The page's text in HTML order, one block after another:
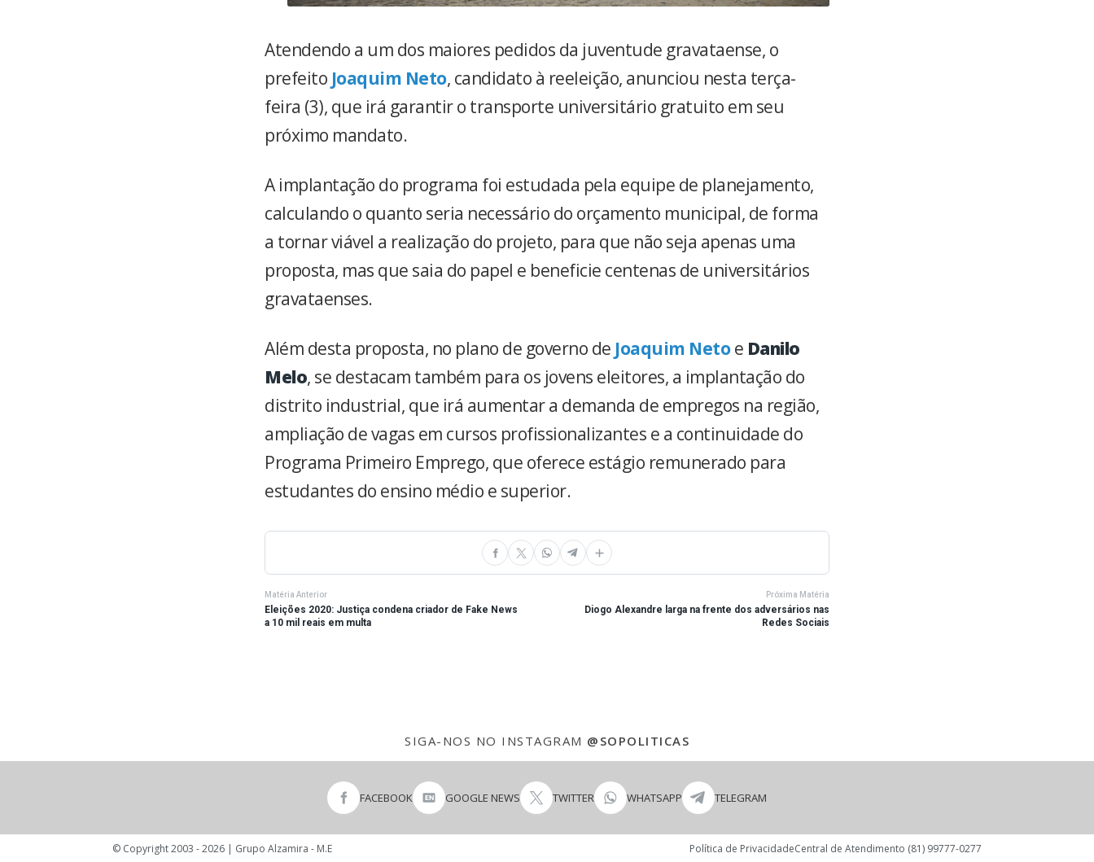
Atendendo a um dos maiores pedidos da juventude gravataense, o
prefeito Joaquim Neto, candidato à reeleição, anunciou nesta terça-
feira (3), que irá garantir o transporte universitário gratuito em seu
próximo mandato.
A implantação do programa foi estudada pela equipe de planejamento,
calculando o quanto seria necessário do orçamento municipal, de forma
a tornar viável a realização do projeto, para que não seja apenas uma
proposta, mas que saia do papel e beneficie centenas de universitários
gravataenses.
Além desta proposta, no plano de governo de Joaquim Netoe Danilo
Melo, se destacam também para os jovens eleitores, a implantação do
distrito industrial, que irá aumentar a demanda de empregos na região,
ampliação de vagas em cursos profissionalizantes e a continuidade do
Programa Primeiro Emprego, que oferece estágio remunerado para
estudantes do ensino médio e superior.
Matéria Anterior
Eleições 2020: Justiça condena criador de Fake News
a 10 mil reais em multa
Próxima Matéria
Diogo Alexandre larga na frente dos adversários nas
Redes Sociais
SIGA-NOS NO INSTAGRAM @SOPOLITICAS
FACEBOOK GOOGLE NEWS TWITTER WHATSAPP TELEGRAM
© Copyright 2003 - 2026 | Grupo Alzamira - M.E Política de PrivacidadeCentral de Atendimento (81) 99777-0277